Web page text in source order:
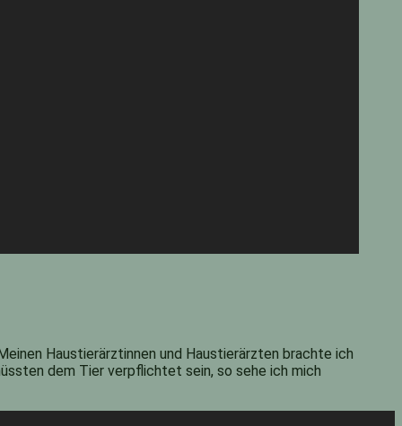
Haustierärztinnen und Haustierärzten brachte ich
dem Tier verpflichtet sein, so sehe ich mich